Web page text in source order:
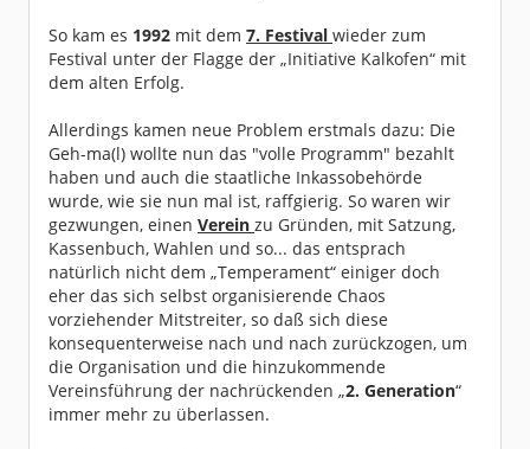
So kam es 1992 mit dem 7. Festival wieder zum
Festival unter der Flagge der „Initiative Kalkofen“ mit
dem alten Erfolg.
Allerdings kamen neue Problem erstmals dazu: Die
Geh-ma(l) wollte nun das "volle Programm" bezahlt
haben und auch die staatliche Inkassobehörde
wurde, wie sie nun mal ist, raffgierig. So waren wir
gezwungen, einen Verein zu Gründen, mit Satzung,
Kassenbuch, Wahlen und so... das entsprach
natürlich nicht dem „Temperament“ einiger doch
eher das sich selbst organisierende Chaos
vorziehender Mitstreiter, so daß sich diese
konsequenterweise nach und nach zurückzogen, um
die Organisation und die hinzukommende
Vereinsführung der nachrückenden „2. Generation“
immer mehr zu überlassen.